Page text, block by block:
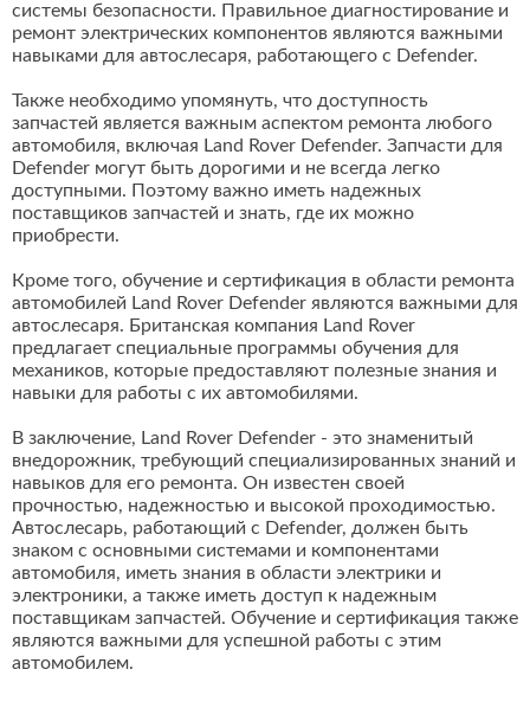
системы безопасности. Правильное диагностирование и
ремонт электрических компонентов являются важными
навыками для автослесаря, работающего с Defender.
Также необходимо упомянуть, что доступность
запчастей является важным аспектом ремонта любого
автомобиля, включая Land Rover Defender. Запчасти для
Defender могут быть дорогими и не всегда легко
доступными. Поэтому важно иметь надежных
поставщиков запчастей и знать, где их можно
приобрести.
Кроме того, обучение и сертификация в области ремонта
автомобилей Land Rover Defender являются важными для
автослесаря. Британская компания Land Rover
предлагает специальные программы обучения для
механиков, которые предоставляют полезные знания и
навыки для работы с их автомобилями.
В заключение, Land Rover Defender - это знаменитый
внедорожник, требующий специализированных знаний и
навыков для его ремонта. Он известен своей
прочностью, надежностью и высокой проходимостью.
Автослесарь, работающий с Defender, должен быть
знаком с основными системами и компонентами
автомобиля, иметь знания в области электрики и
электроники, а также иметь доступ к надежным
поставщикам запчастей. Обучение и сертификация также
являются важными для успешной работы с этим
автомобилем.